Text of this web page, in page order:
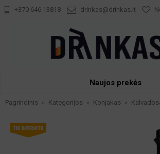
+370 646 13818 drinkas@drinkas.lt
Naujos prekės
Pagrindinis Kategorijos Konjakas